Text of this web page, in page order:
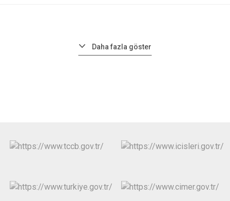
Daha fazla göster